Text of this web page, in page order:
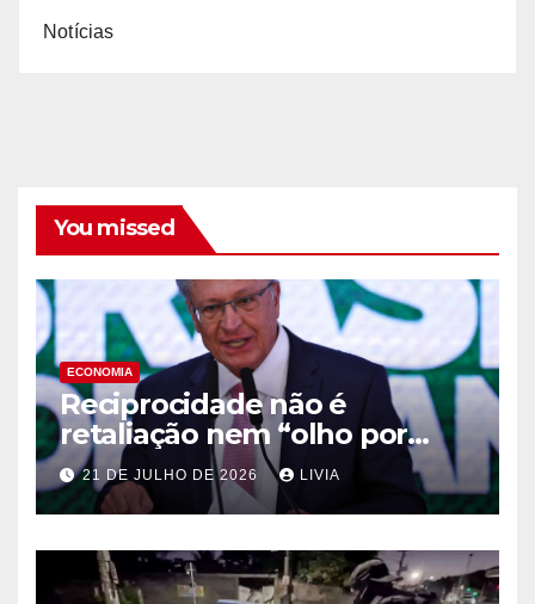
Notícias
You missed
ECONOMIA
Reciprocidade não é
retaliação nem “olho por
olho”, diz Alckmin
21 DE JULHO DE 2026 LIVIA